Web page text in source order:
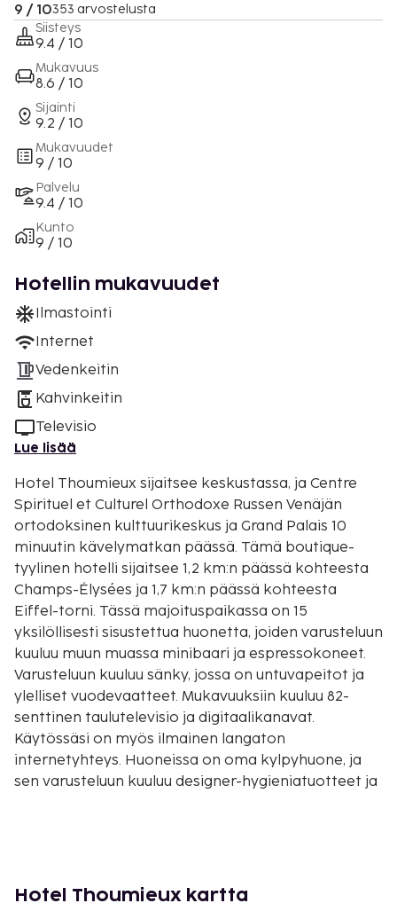
9 / 10353 arvostelusta
Siisteys
9.4 / 10
Mukavuus
8.6 / 10
Sijainti
9.2 / 10
Mukavuudet
9 / 10
Palvelu
9.4 / 10
Kunto
9 / 10
Hotellin mukavuudet
Ilmastointi
Internet
Vedenkeitin
Kahvinkeitin
Televisio
Lue lisää
Hotel Thoumieux sijaitsee keskustassa, ja Centre
Spirituel et Culturel Orthodoxe Russen Venäjän
ortodoksinen kulttuurikeskus ja Grand Palais 10
minuutin kävelymatkan päässä. Tämä boutique-
tyylinen hotelli sijaitsee 1,2 km:n päässä kohteesta
Champs-Élysées ja 1,7 km:n päässä kohteesta
Eiffel-torni. Tässä majoituspaikassa on 15
yksilöllisesti sisustettua huonetta, joiden varusteluun
kuuluu muun muassa minibaari ja espressokoneet.
Varusteluun kuuluu sänky, jossa on untuvapeitot ja
ylelliset vuodevaatteet. Mukavuuksiin kuuluu 82-
senttinen taulutelevisio ja digitaalikanavat.
Käytössäsi on myös ilmainen langaton
internetyhteys. Huoneissa on oma kylpyhuone, ja
sen varusteluun kuuluu designer-hygieniatuotteet ja
Venäjän ortodoksinen kulttuurikeskus - 0,7 km / 0,4
Hotel Thoumieux kartta